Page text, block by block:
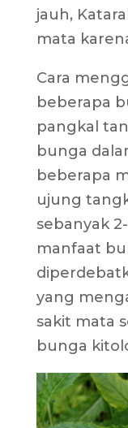
jauh,
mata
Cara
beberapa
pangkal
bunga
beberapa
ujung
sebanyak
manfaat
yang
sakit mata
bunga